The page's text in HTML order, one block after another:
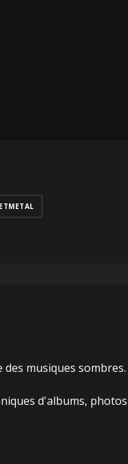
musiques sombres.
d'albums,